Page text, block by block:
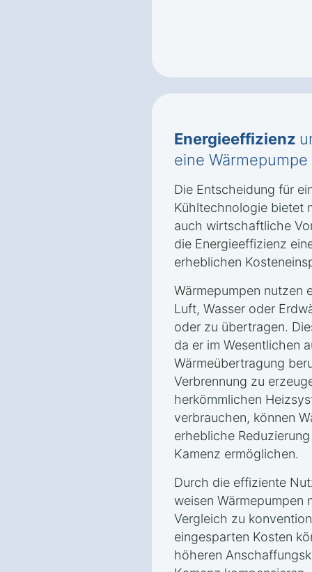
Energieeffizienz
eine
Die Entscheidung für
Kühltechnologie bietet
auch wirtschaftliche
die Energieeffizienz
erheblichen
Wärmepumpen nutzen
Luft, Wasser oder
oder zu übertragen.
da er im Wesentlichen
Wärmeübertragung
Verbrennung zu
herkömmlichen
verbrauchen, können
erhebliche
Kamenz ermöglichen.
Durch die effiziente
weisen Wärmepumpen
Vergleich zu
eingesparten Kosten
höheren